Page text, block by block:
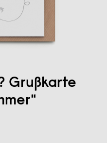
Grußkarte